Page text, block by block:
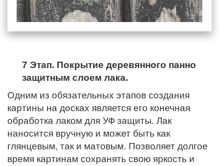
7 Этап. Покрытие деревянного панно
защитным слоем лака.
Одним из обязательных этапов создания
картины на досках является его конечная
обработка лаком для УФ защиты. Лак
наносится вручную и может быть как
глянцевым, так и матовым. Позволяет долгое
время картинам сохранять свою яркость и